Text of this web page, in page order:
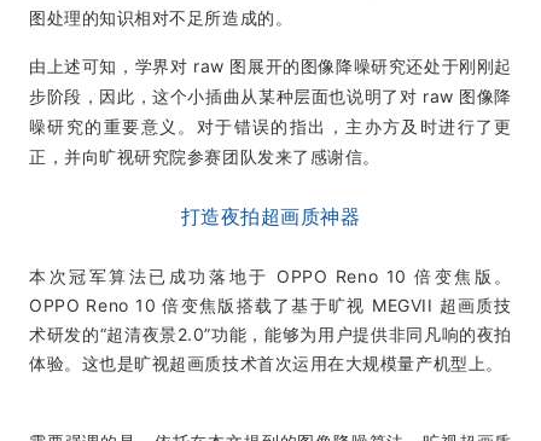
图处理的知识相对不足所造成的。
由上述可知，学界对 raw 图展开的图像降噪研究还处于刚刚起
步阶段，因此，这个小插曲从某种层面也说明了对 raw 图像降
噪研究的重要意义。对于错误的指出，主办方及时进行了更
正，并向旷视研究院参赛团队发来了感谢信。
打造夜拍超画质神器
本次冠军算法已成功落地于 OPPO Reno 10 倍变焦版。
OPPO Reno 10 倍变焦版搭载了基于旷视 MEGVII 超画质技
术研发的“超清夜景2.0”功能，能够为用户提供非同凡响的夜拍
体验。这也是旷视超画质技术首次运用在大规模量产机型上。